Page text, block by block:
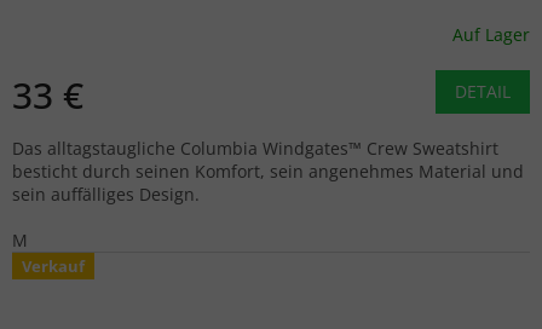
Auf Lager
33 € DETAIL
Das alltagstaugliche Columbia Windgates™ Crew Sweatshirt
besticht durch seinen Komfort, sein angenehmes Material und
sein auffälliges Design.
M
Verkauf